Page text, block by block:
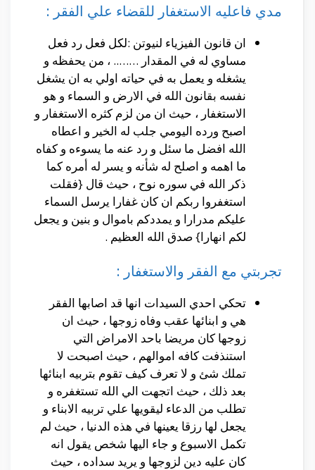
مدي فاعليه الاستغفار للقضاء علي الفقر :
ان قانون الفيزياء لنيوتن :لكل فعل رد فعل
مساوي له في المقدار …….. ، من يحفظه و
يشغله و يعمل به في حياته اولي به ان يشغل
نفسه بقانون الله في الارض و السماء و هو
الاستغفار ، حيث ان من لزم كثره الاستغفار و
اصبح ورده اليومي جلب له الخير و اعطاه
الله افضل ما سئل و رد عنه ما يسوءه و كفاه
ما اهمه و اصلح له شأنه و يسر له أمره كما
ذكر الله في سوره نوح ، حيث قال {فقلت
استغفروا ربكم ان كان غفارا يرسل السماء
عليكم مدرارا و يمددكم باموال و بنين و يجعل
لكم انهارا} صدق الله العظيم .
تجربتي مع الفقر والاستغفار :
تحكي احدي السيدات انها قد اصابها الفقر
هي و ابنائها عقب وفاه زوجها ، حيث ان
زوجها كان مريضا باحد الامراض التي
استنذفت كافه اموالهم ، حيث اصبحت لا
تملك شئ و لا تعرف كيف تقوم بتربيه ابنائها
بعد ذلك ، حيث اتجهت الي الله تستغفره و
تطلب من الدعاء ليقويها علي تربيه الابناء و
يجعل لها رزقا يعينها في هذه الدنيا ، حيث لم
تكمل الاسبوع و جاء اليها شخص يقول انه
كان عليه دين لزوجها و يريد سداده ، حيث